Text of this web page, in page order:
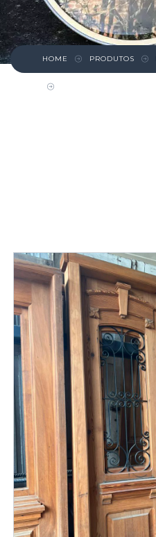
HOME PRODUTOS